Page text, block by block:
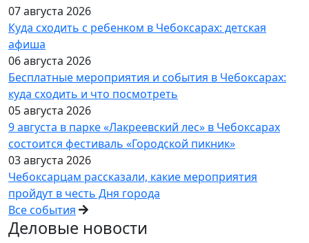
07 августа 2026
Куда сходить с ребенком в Чебоксарах: детская
афиша
06 августа 2026
Бесплатные мероприятия и события в Чебоксарах:
куда сходить и что посмотреть
05 августа 2026
9 августа в парке «Лакреевский лес» в Чебоксарах
состоится фестиваль «Городской пикник»
03 августа 2026
Чебоксарцам рассказали, какие мероприятия
пройдут в честь Дня города
Все события
Деловые новости